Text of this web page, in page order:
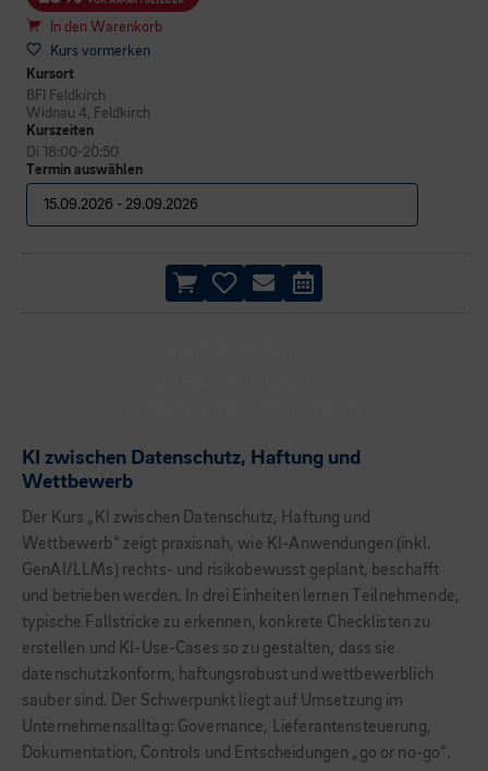
In den Warenkorb
Kurs vormerken
Kursort
BFI Feldkirch
Widnau 4, Feldkirch
Termin auswählen
Kurszeiten
Di 18:00-20:50
KI zwischen Datenschutz, Haftung und
Wettbewerb
Der Kurs „KI zwischen Datenschutz, Haftung und
Wettbewerb“ zeigt praxisnah, wie KI-Anwendungen (inkl.
GenAI/LLMs) rechts- und risikobewusst geplant, beschafft
und betrieben werden. In drei Einheiten lernen Teilnehmende,
typische Fallstricke zu erkennen, konkrete Checklisten zu
erstellen und KI-Use-Cases so zu gestalten, dass sie
datenschutzkonform, haftungsrobust und wettbewerblich
sauber sind. Der Schwerpunkt liegt auf Umsetzung im
Unternehmensalltag: Governance, Lieferantensteuerung,
Dokumentation, Controls und Entscheidungen „go or no-go“.